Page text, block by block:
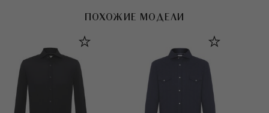
ПОХОЖИЕ МОДЕЛИ